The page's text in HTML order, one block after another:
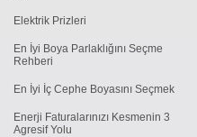
Elektrik Prizleri
En İyi Boya Parlaklığını Seçme
Rehberi
En İyi İç Cephe Boyasını Seçmek
Enerji Faturalarınızı Kesmenin 3
Agresif Yolu